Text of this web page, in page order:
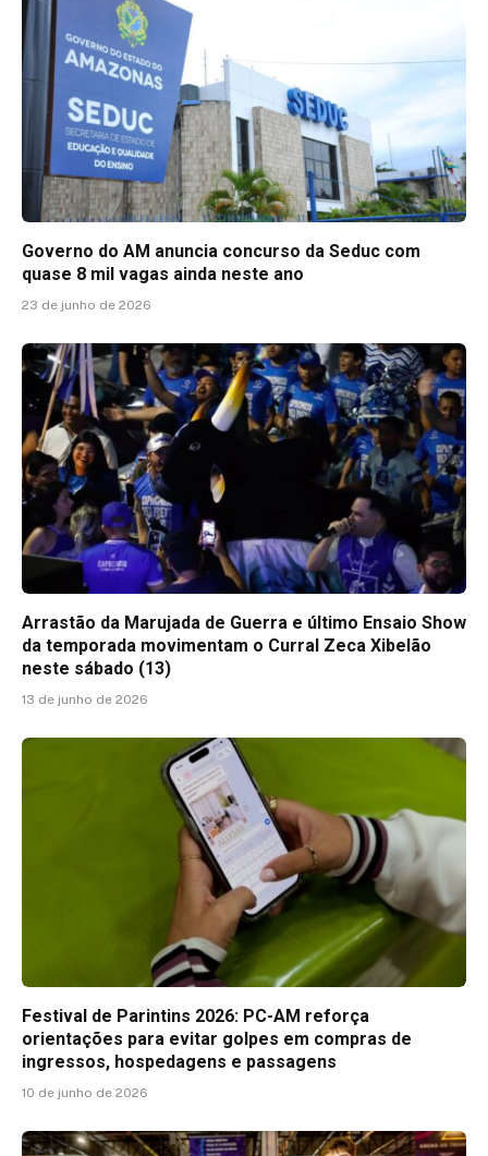
Governo do AM anuncia concurso da Seduc com
quase 8 mil vagas ainda neste ano
23 de junho de 2026
Arrastão da Marujada de Guerra e último Ensaio Show
da temporada movimentam o Curral Zeca Xibelão
neste sábado (13)
13 de junho de 2026
Festival de Parintins 2026: PC-AM reforça
orientações para evitar golpes em compras de
ingressos, hospedagens e passagens
10 de junho de 2026